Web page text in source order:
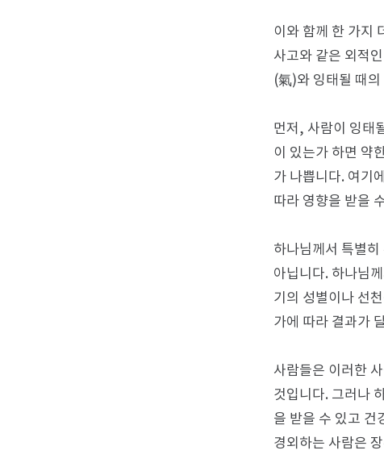
이와 함께 한 가지
사고와 같은 외적
(氣)와 잉태될 때
먼저, 사람이 잉태
이 있는가 하면 약
가 나쁩니다. 여기
따라 영향을 받을
하나님께서 특별
아닙니다. 하나님
기의 성별이나 선
가에 따라 결과가
사람들은 이러한
것입니다. 그러나
을 받을 수 있고 건
경외하는 사람은